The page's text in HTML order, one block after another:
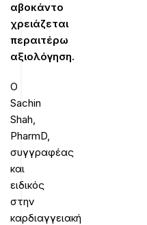
αβοκάντο
χρειάζεται
περαιτέρω
αξιολόγηση.
Ο
Sachin
Shah,
PharmD,
συγγραφέας
και
ειδικός
στην
καρδιαγγειακή